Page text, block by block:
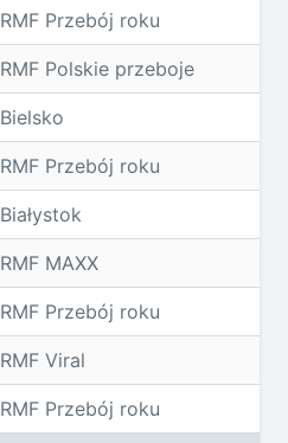
RMF Przebój roku
RMF Polskie przeboje
Bielsko
RMF Przebój roku
Białystok
RMF MAXX
RMF Przebój roku
RMF Viral
RMF Przebój roku